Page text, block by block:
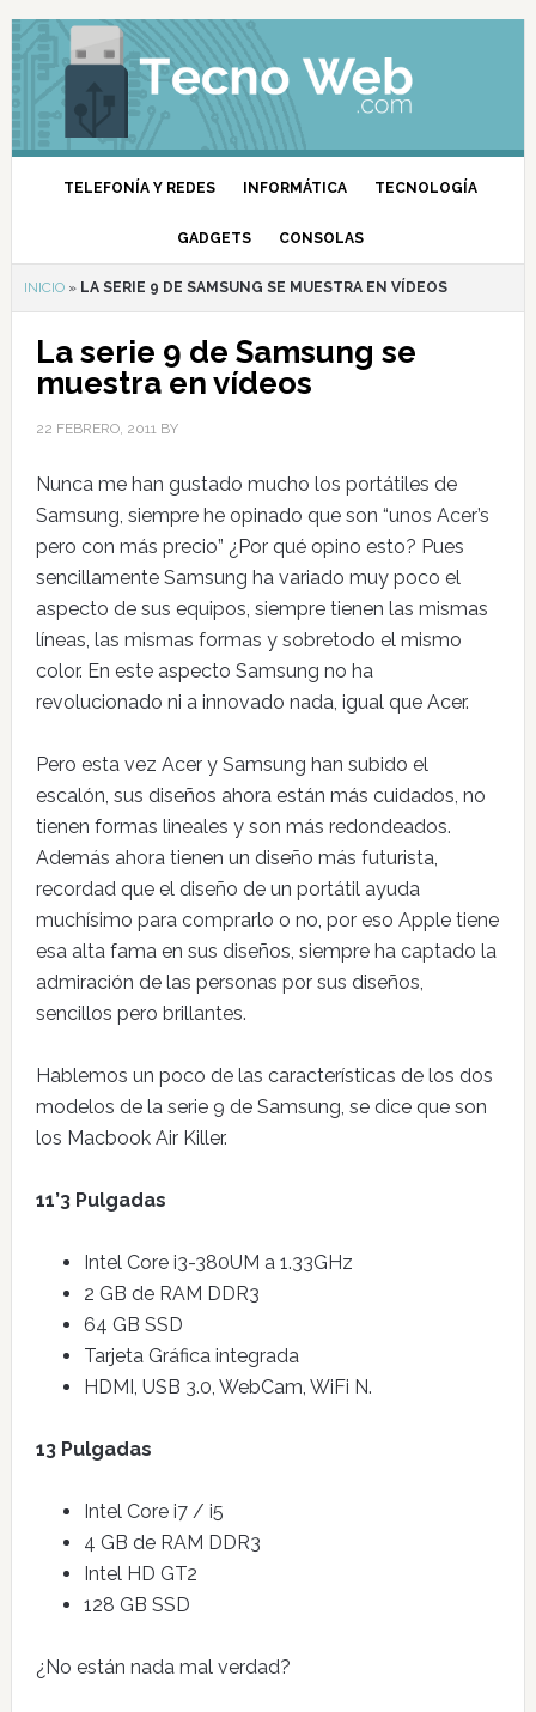
TELEFONÍA Y REDES INFORMÁTICA TECNOLOGÍA
GADGETS CONSOLAS
INICIO» LA SERIE 9 DE SAMSUNG SE MUESTRA EN VÍDEOS
La serie 9 de Samsung se
muestra en vídeos
22 FEBRERO, 2011BY
Nunca me han gustado mucho los portátiles de
Samsung, siempre he opinado que son “unos Acer’s
pero con más precio” ¿Por qué opino esto? Pues
sencillamente Samsung ha variado muy poco el
aspecto de sus equipos, siempre tienen las mismas
líneas, las mismas formas y sobretodo el mismo
color. En este aspecto Samsung no ha
revolucionado ni a innovado nada, igual que Acer.
Pero esta vez Acer y Samsung han subido el
escalón, sus diseños ahora están más cuidados, no
tienen formas lineales y son más redondeados.
Además ahora tienen un diseño más futurista,
recordad que el diseño de un portátil ayuda
muchísimo para comprarlo o no, por eso Apple tiene
esa alta fama en sus diseños, siempre ha captado la
admiración de las personas por sus diseños,
sencillos pero brillantes.
Hablemos un poco de las características de los dos
modelos de la serie 9 de Samsung, se dice que son
los Macbook Air Killer.
11’3 Pulgadas
Intel Core i3-380UM a 1.33GHz
2 GB de RAM DDR3
64 GB SSD
Tarjeta Gráfica integrada
HDMI, USB 3.0, WebCam, WiFi N.
13 Pulgadas
Intel Core i7 / i5
4 GB de RAM DDR3
Intel HD GT2
128 GB SSD
¿No están nada mal verdad?